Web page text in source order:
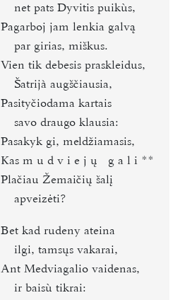
net pats Dyvitis puikùs,
Pagarboj jam lenkia galvą
par girias, miškus.
Vien tik debesis praskleidus,
Šatrijà augščiausia,
Pasityčiodama kartais
savo draugo klausia:
Pasakyk gi, meldžiamasis,
Kas m u d v i e j ų   g a l i **
Plačiau Žemaičių šalį
apveizėti?
Bet kad rudeny ateina
ilgi, tamsųs vakarai,
Ant Medviagalio vaidenas,
ir baisù tikrai: